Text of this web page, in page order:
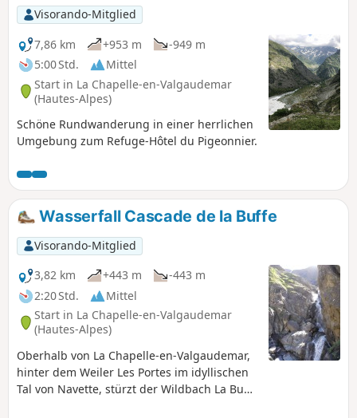
Visorando-Mitglied
7,86 km
+953 m
-949 m
5:00 Std.
Mittel
Start in La Chapelle-en-Valgaudemar
(Hautes-Alpes)
Schöne Rundwanderung in einer herrlichen
Umgebung zum Refuge-Hôtel du Pigeonnier.
Wasserfall Cascade de la Buffe
Visorando-Mitglied
3,82 km
+443 m
-443 m
2:20 Std.
Mittel
Start in La Chapelle-en-Valgaudemar
(Hautes-Alpes)
Oberhalb von La Chapelle-en-Valgaudemar,
hinter dem Weiler Les Portes im idyllischen
Tal von Navette, stürzt der Wildbach La Buffe